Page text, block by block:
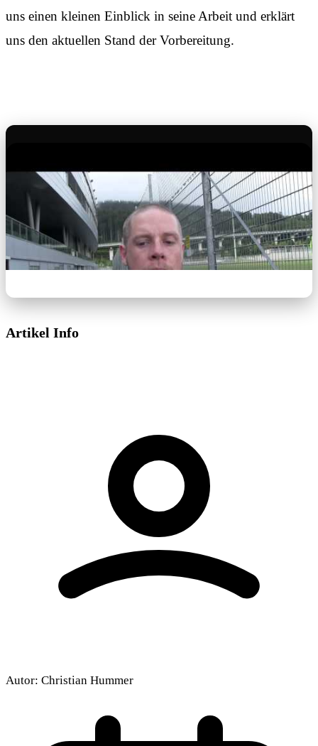
uns einen kleinen Einblick in seine Arbeit und erklärt
uns den aktuellen Stand der Vorbereitung.
Dieses Video wird von YouTube bereitgestellt.
Beim Abspielen können Cookies gesetzt
werden.
Externe Medien aktivieren
Artikel Info
Autor: Christian Hummer